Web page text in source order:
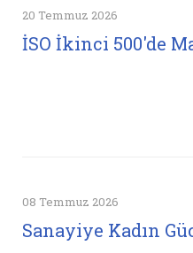
20 Temmuz 2026
İSO İkinci 500'de
08 Temmuz 2026
Sanayiye Kadın